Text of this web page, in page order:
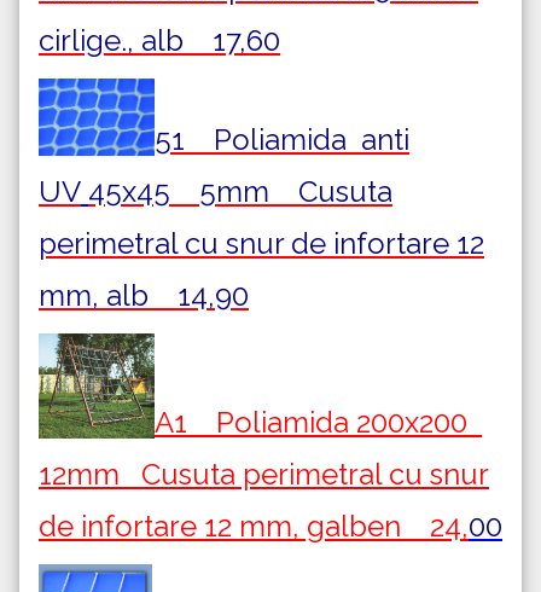
cirlige., alb 17,60
51 Poliamida anti
UV 45x45 5mm Cusuta
perimetral cu snur de infortare 12
mm, alb 14,90
A1 Poliamida 200x200
12mm Cusuta perimetral cu snur
de infortare 12 mm, galben 24,00